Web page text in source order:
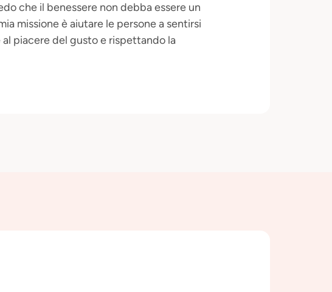
che il benessere non debba essere un
missione è aiutare le persone a sentirsi
piacere del gusto e rispettando la